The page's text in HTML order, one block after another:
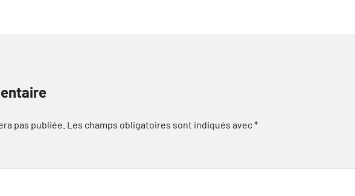
pas publiée. Les champs obligatoires sont indiqués avec*